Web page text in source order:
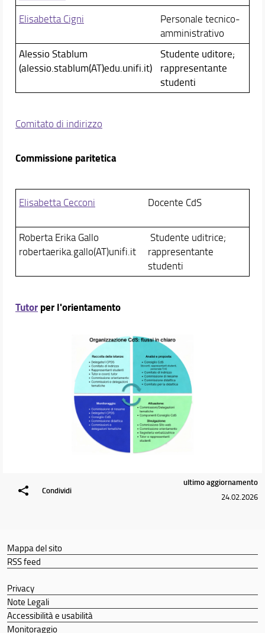
Elisabetta Cigni
Personale tecnico-
amministrativo
Alessio Stablum
(alessio.stablum(AT)edu.unifi.it)
Studente uditore;
rappresentante
studenti
Comitato di indirizzo
Commissione paritetica
Elisabetta Cecconi Docente CdS
Roberta Erika Gallo
robertaerika.gallo(AT)unifi.it
Studente uditrice;
rappresentante
studenti
Tutorper l'orientamento
Condividi
ultimo aggiornamento
24.02.2026
Mappa del sito
RSS feed
Privacy
Note Legali
Accessibilità e usabilità
Monitoraggio